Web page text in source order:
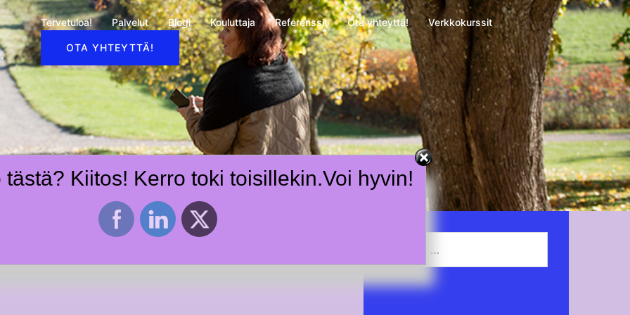
Tervetuloa! Palvelut Blogi Kouluttaja Referenssit Ota yhteyttä! Verkkokurssit
OTA YHTEYTTÄ!
tästä? Kiitos! Kerro toki toisillekin.Voi hyvin!